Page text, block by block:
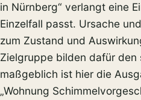
in Nürnberg“ verlangt eine
Einzelfall passt. Ursache
zum Zustand und
Zielgruppe bilden dafür den
maßgeblich ist hier die
„Wohnung